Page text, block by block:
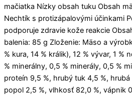
mačiatka Nízky obsah tuku Obsah
Nechtík s protizápalovými účinkami
podporuje zdravie kože reakcie
balenia: 85 g Zloženie: Mäso a
% kura, 14 % králik), 12 % vývar, 1 %
% minerálny, 0,5 % minerály, 0,5 %
proteín 9,5 %, hrubý tuk 4,5 %,
popol 2,5 %, vlhkosť 82,0 %, vápnik